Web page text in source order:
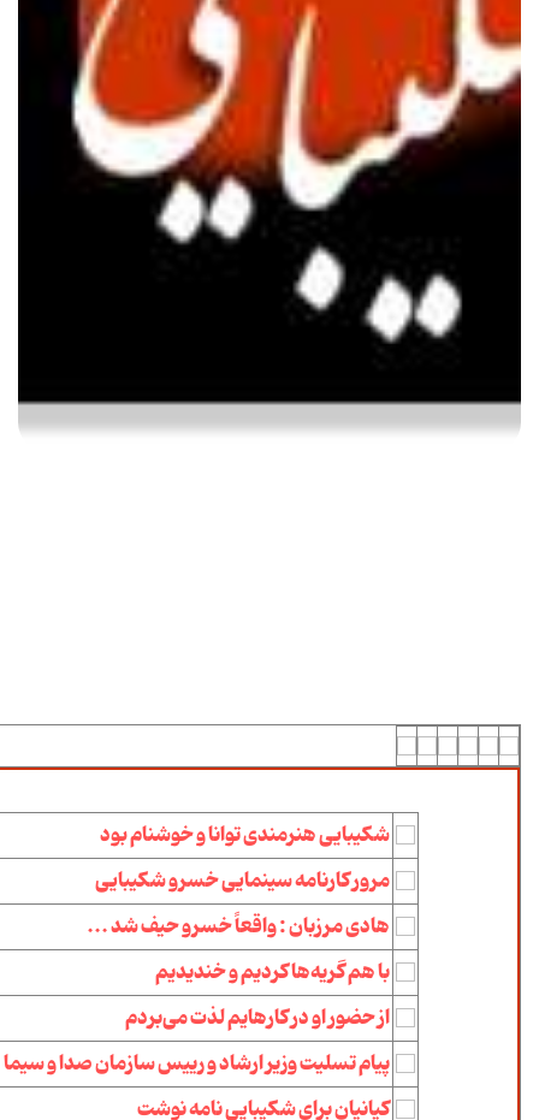
شکیبایی هنرمندی توانا و خوشنام بود
مرور کارنامه سینمایی خسرو شکیبایی
هادی مرزبان : واقعاً خسرو حیف شد ...
با هم گریه‌ها كردیم و خندیدیم
از حضور او در كارهایم لذت می‌بردم
پیام تسلیت وزیر ارشاد و رییس سازمان صدا و سیما
کیانیان برای شکیبایی نامه نوشت